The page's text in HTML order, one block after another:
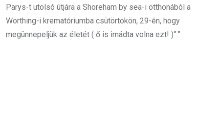
Parys-t utolsó útjára a Shoreham by sea-i otthonából a
Worthing-i krematóriumba csütörtökön, 29-én, hogy
megünnepeljük az életét ( ő is imádta volna ezt! )”.”